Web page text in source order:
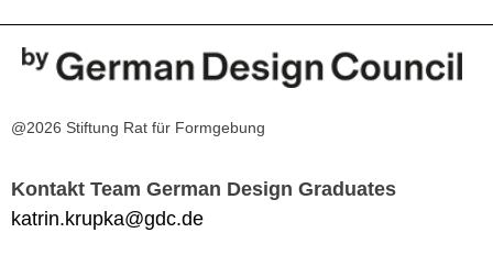
@2026 Stiftung Rat für Formgebung
Kontakt Team German Design Graduates
katrin.krupka@gdc.de